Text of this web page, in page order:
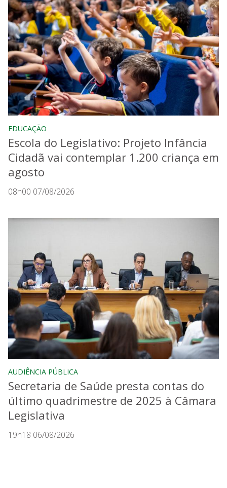
EDUCAÇÃO
Escola do Legislativo: Projeto Infância
Cidadã vai contemplar 1.200 criança em
agosto
08h00 07/08/2026
AUDIÊNCIA PÚBLICA
Secretaria de Saúde presta contas do
último quadrimestre de 2025 à Câmara
Legislativa
19h18 06/08/2026